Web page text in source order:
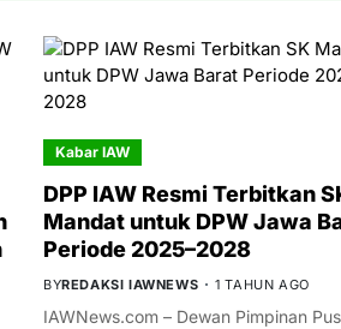
Kabar IAW
DPP IAW Resmi Terbitkan
Mandat untuk DPW Jawa
Periode 2025–2028
BYREDAKSI IAWNEWS 1 TAHUN AGO
IAWNews.com – Dewan Pimpinan